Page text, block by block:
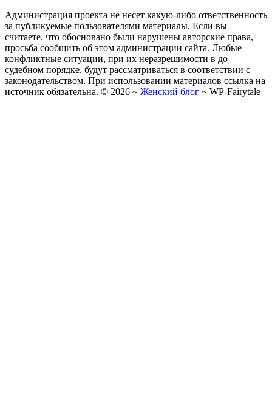
Администрация проекта не несет какую-либо ответственность
за публикуемые пользователями материалы. Если вы
считаете, что обосновано были нарушены авторские права,
просьба сообщить об этом администрации сайта. Любые
конфликтные ситуации, при их неразрешимости в до
судебном порядке, будут рассматриваться в соответствии с
законодательством. При использовании материалов ссылка на
источник обязательна. © 2026 ~ Женский блог ~ WP-Fairytale